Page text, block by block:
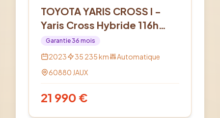
TOYOTA YARIS CROSS I -
Yaris Cross Hybride 116h
AWD-i Design
Garantie36 mois
2023 35 235km
Automatique
60880 JAUX
21 990 €